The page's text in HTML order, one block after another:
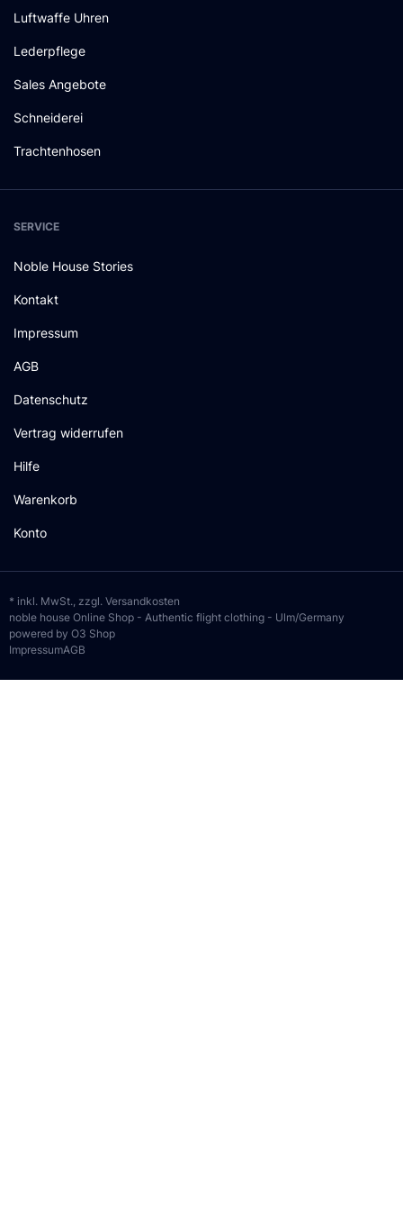
Luftwaffe Uhren
Lederpflege
Sales Angebote
Schneiderei
Trachtenhosen
SERVICE
Noble House Stories
Kontakt
Impressum
AGB
Datenschutz
Vertrag widerrufen
Hilfe
Warenkorb
Konto
* inkl. MwSt., zzgl. Versandkosten
noble house Online Shop - Authentic flight clothing - Ulm/Germany
powered by O3 Shop
ImpressumAGB